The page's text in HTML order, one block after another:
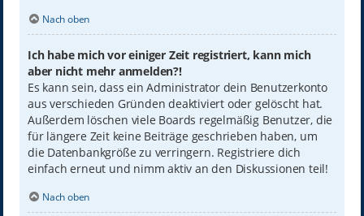
Nach oben
Ich habe mich vor einiger Zeit registriert, kann mich
aber nicht mehr anmelden?!
Es kann sein, dass ein Administrator dein Benutzerkonto
aus verschieden Gründen deaktiviert oder gelöscht hat.
Außerdem löschen viele Boards regelmäßig Benutzer, die
für längere Zeit keine Beiträge geschrieben haben, um
die Datenbankgröße zu verringern. Registriere dich
einfach erneut und nimm aktiv an den Diskussionen teil!
Nach oben